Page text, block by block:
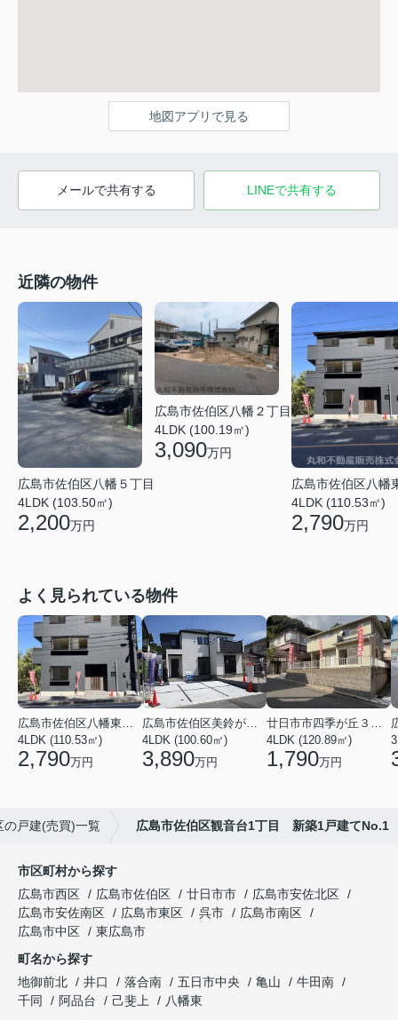
地図アプリで見る
メールで共有する LINEで共有する
近隣の物件
広島市佐伯区八幡５丁目
4LDK (103.50㎡)
2,200万円
広島市佐伯区八幡２丁目
4LDK (100.19㎡)
3,090万円
広島市佐伯区八幡
4LDK (110.53㎡)
2,790万円
よく見られている物件
広島市佐伯区八幡東４丁目
4LDK (110.53㎡)
2,790万円
広島市佐伯区美鈴が丘西４丁目
4LDK (100.60㎡)
3,890万円
廿日市市四季が丘３丁目
4LDK (120.89㎡)
1,790万円
の戸建(売買)一覧 広島市佐伯区観音台1丁目 新築1戸建てNo.1
市区町村から探す
広島市西区
広島市佐伯区 廿日市市
広島市安佐北区
広島市安佐南区
広島市東区 呉市
広島市南区
広島市中区
東広島市
町名から探す
地御前北
井口 落合南 五日市中央 亀山
牛田南
千同
阿品台 己斐上
八幡東